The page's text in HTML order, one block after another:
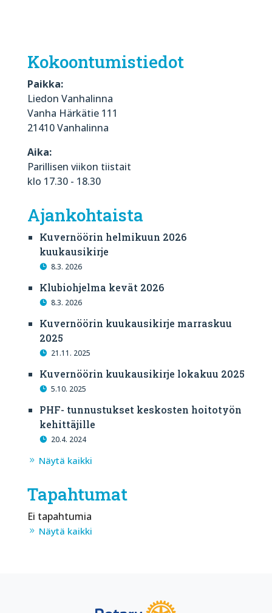
Kokoontumistiedot
Paikka:
Liedon Vanhalinna
Vanha Härkätie 111
21410 Vanhalinna
Aika:
Parillisen viikon tiistait
klo 17.30 - 18.30
Ajankohtaista
Kuvernöörin helmikuun 2026
kuukausikirje
8.3. 2026
Klubiohjelma kevät 2026
8.3. 2026
Kuvernöörin kuukausikirje marraskuu
2025
21.11. 2025
Kuvernöörin kuukausikirje lokakuu 2025
5.10. 2025
PHF- tunnustukset keskosten hoitotyön
kehittäjille
20.4. 2024
Näytä kaikki
Tapahtumat
Ei tapahtumia
Näytä kaikki